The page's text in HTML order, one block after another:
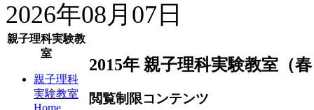
2026年08月07日
親子理科実験教
室
親子理科
実験教室
Home
2015年 親子理科実験教室（
閲覧制限コンテンツ